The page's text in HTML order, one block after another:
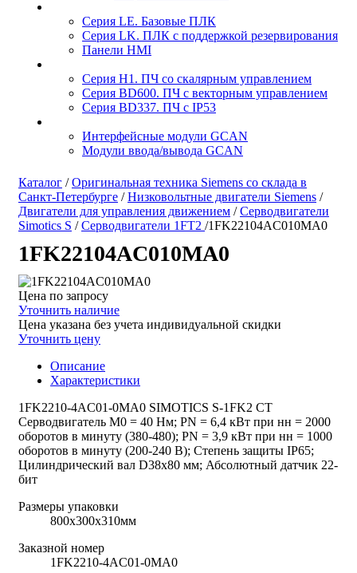
Серия LE. Базовые ПЛК
Серия LK. ПЛК с поддержкой резервирования
Панели HMI
Серия H1. ПЧ со скалярным управлением
Серия BD600. ПЧ с векторным управлением
Серия BD337. ПЧ с IP53
Интерфейсные модули GCAN
Модули ввода/вывода GCAN
Каталог / Оригинальная техника Siemens со склада в
Санкт-Петербурге / Низковольтные двигатели Siemens /
Двигатели для управления движением / Серводвигатели
Simotics S / Серводвигатели 1FT2 /1FK22104AC010MA0
1FK22104AC010MA0
Цена по запросу
Уточнить наличие
Цена указана без учета индивидуальной скидки
Уточнить цену
Описание
Характеристики
1FK2210-4AC01-0MA0 SIMOTICS S-1FK2 CT
Серводвигатель М0 = 40 Нм; PN = 6,4 кВт при нн = 2000
оборотов в минуту (380-480); PN = 3,9 кВт при нн = 1000
оборотов в минуту (200-240 В); Степень защиты IP65;
Цилиндрический вал D38x80 мм; Абсолютный датчик 22-
бит
Размеры упаковки
800х300х310мм
Заказной номер
1FK2210-4AC01-0MA0